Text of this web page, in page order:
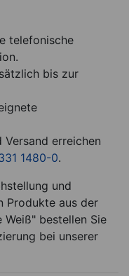
telefonische
bis zur
Versand erreichen
1480-0.
und
Produkte aus der
bestellen Sie
bei unserer